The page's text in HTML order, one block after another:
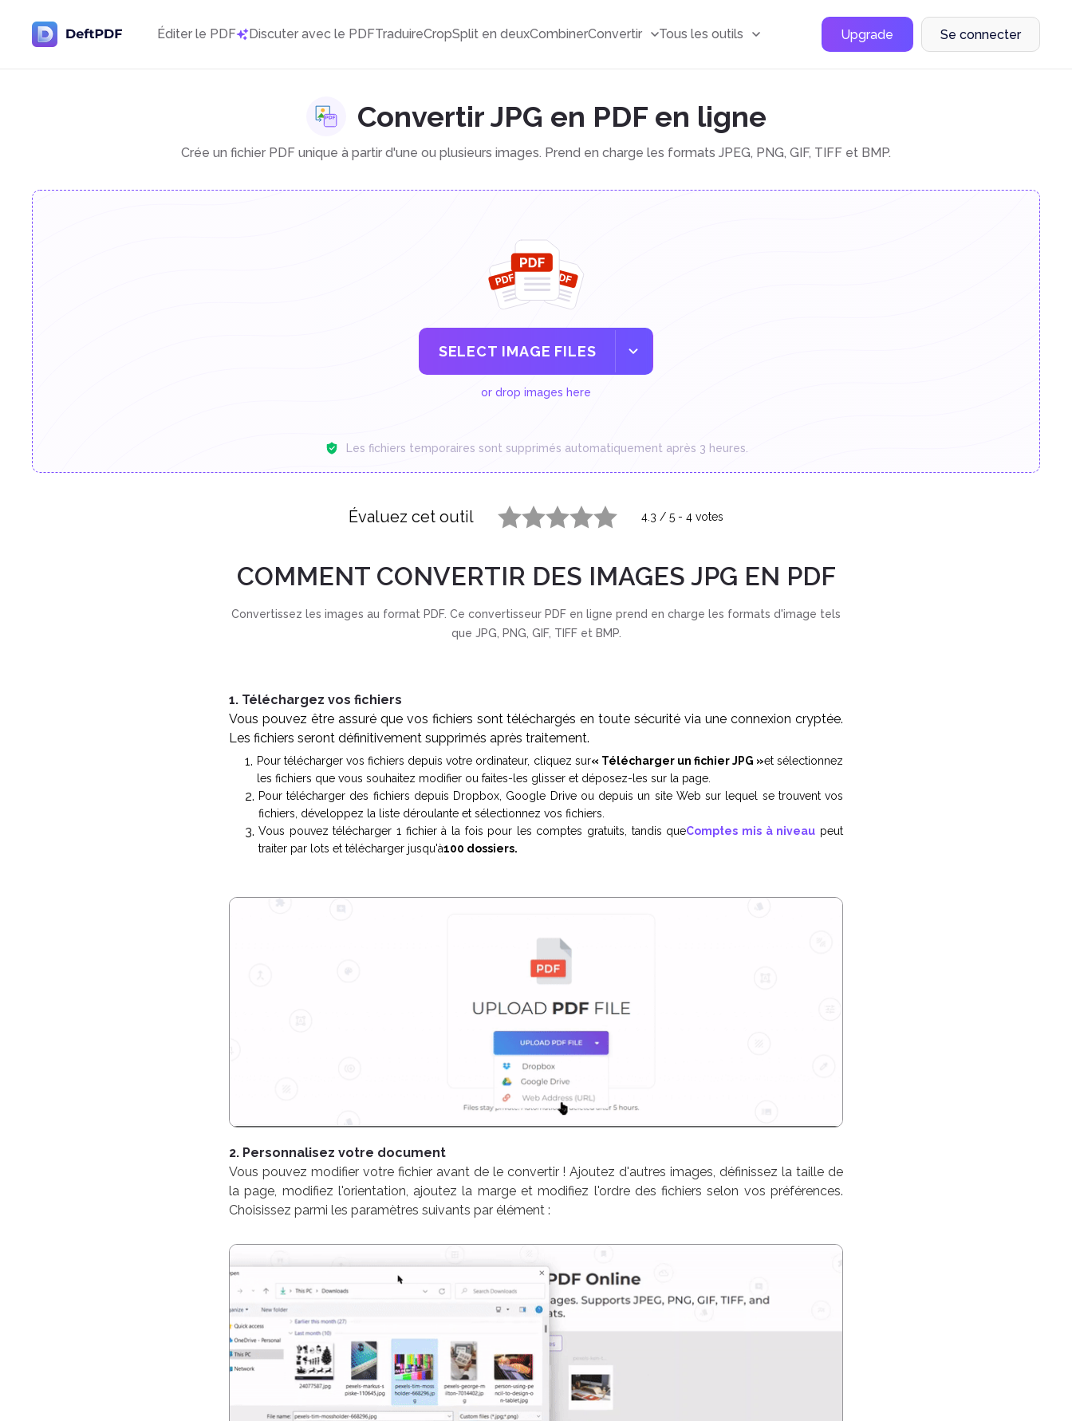
Éditer le PDF Discuter avec le PDFTraduireCropSplit en deuxCombinerConvertir Tous les outils Upgrade Se connecter
Convertir JPG en PDF en ligne
Crée un fichier PDF unique à partir d'une ou plusieurs images. Prend en charge les formats JPEG, PNG, GIF, TIFF et BMP.
SELECT IMAGE FILES
or drop images here
Les fichiers temporaires sont supprimés automatiquement après 3 heures.
Évaluez cet outil 4.3 / 5 - 4 votes
COMMENT CONVERTIR DES IMAGES JPG EN PDF
Convertissez les images au format PDF. Ce convertisseur PDF en ligne prend en charge les formats d'image tels
que JPG, PNG, GIF, TIFF et BMP.
1. Téléchargez vos fichiers
Vous pouvez être assuré que vos fichiers sont téléchargés en toute sécurité via une connexion cryptée.
Les fichiers seront définitivement supprimés après traitement.
Pour télécharger vos fichiers depuis votre ordinateur, cliquez sur« Télécharger un fichier JPG »et sélectionnez
les fichiers que vous souhaitez modifier ou faites-les glisser et déposez-les sur la page.
Pour télécharger des fichiers depuis Dropbox, Google Drive ou depuis un site Web sur lequel se trouvent vos
fichiers, développez la liste déroulante et sélectionnez vos fichiers.
Vous pouvez télécharger 1 fichier à la fois pour les comptes gratuits, tandis queComptes mis à niveau peut
traiter par lots et télécharger jusqu'à100 dossiers.
2. Personnalisez votre document
Vous pouvez modifier votre fichier avant de le convertir ! Ajoutez d'autres images, définissez la taille de
la page, modifiez l'orientation, ajoutez la marge et modifiez l'ordre des fichiers selon vos préférences.
Choisissez parmi les paramètres suivants par élément :